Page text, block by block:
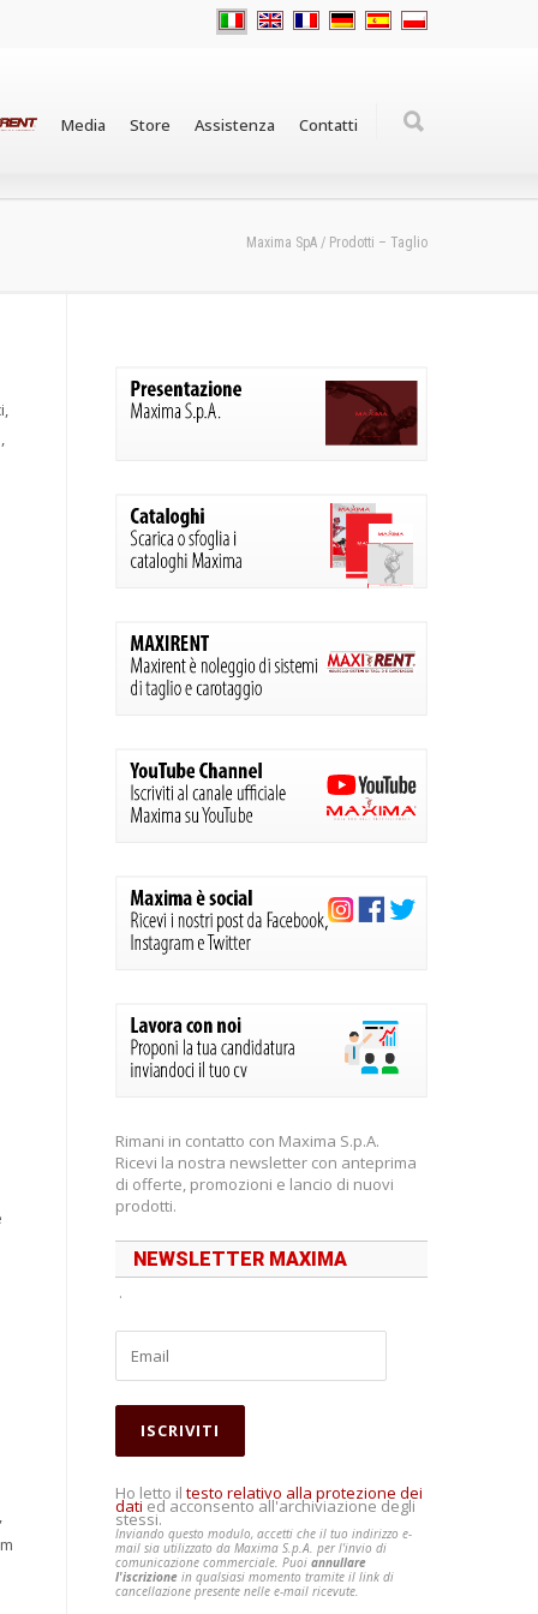
Media Store Assistenza Contatti
Maxima SpA / Prodotti – Taglio
Rimani in contatto con Maxima S.p.A.
Ricevi la nostra newsletter con anteprima
di offerte, promozioni e lancio di nuovi
prodotti.
NEWSLETTER MAXIMA
.
Ho letto il testo relativo alla protezione dei
dati ed acconsento all'archiviazione degli
stessi.
Inviando questo modulo, accetti che il tuo indirizzo e-
mail sia utilizzato da Maxima S.p.A. per l'invio di
comunicazione commerciale. Puoi annullare
l'iscrizione in qualsiasi momento tramite il link di
cancellazione presente nelle e-mail ricevute.